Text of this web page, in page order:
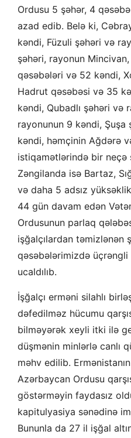
Ordusu 5 şəhər, 4
azad edib. Belə ki,
kəndi, Füzuli şəhəri və
şəhəri, rayonun
qəsəbələri və 52 kəndi,
Hadrut qəsəbəsi və 35
kəndi, Qubadlı şəhəri və
rayonunun 9 kəndi, Şuşa
kəndi, həmçinin Ağdərə
istiqamətlərində bir neçə
Zəngilanda isə Bartaz,
və daha 5 adsız
44 gün davam edən
Ordusunun parlaq
işğalçılardan təmizlənən
qəsəbələrimizdə üçrəngli
ucaldılıb.
İşğalçı erməni silahlı
dəfedilməz hücumu
bilməyərək xeyli itki ilə
düşmənin minlərlə canlı
məhv edilib.
Azərbaycan Ordusu
göstərməyin faydasız
kapitulyasiya sənədinə
Bununla da 27 il işğal